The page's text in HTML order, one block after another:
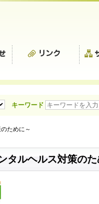
キーワード
ために～
ルヘルス対策のた